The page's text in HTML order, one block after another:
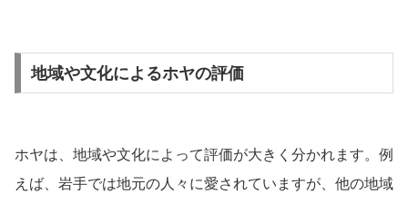
地域や文化によるホヤの評価
ホヤは、地域や文化によって評価が大きく分かれます。例
えば、岩手では地元の人々に愛されていますが、他の地域